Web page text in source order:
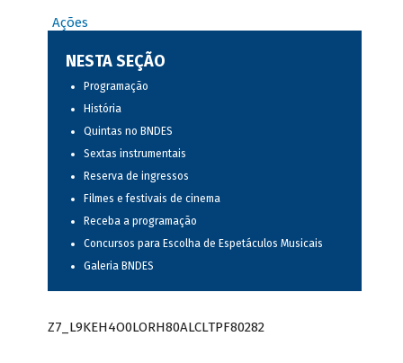
Ações
NESTA SEÇÃO
Programação
História
Quintas no BNDES
Sextas instrumentais
Reserva de ingressos
Filmes e festivais de cinema
Receba a programação
Concursos para Escolha de Espetáculos Musicais
Galeria BNDES
Z7_L9KEH4O0LORH80ALCLTPF80282